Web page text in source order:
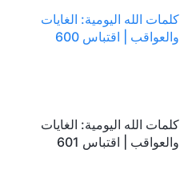
كلمات الله اليومية: الغايات
والعواقب | اقتباس 600
كلمات الله اليومية: الغايات
والعواقب | اقتباس 601